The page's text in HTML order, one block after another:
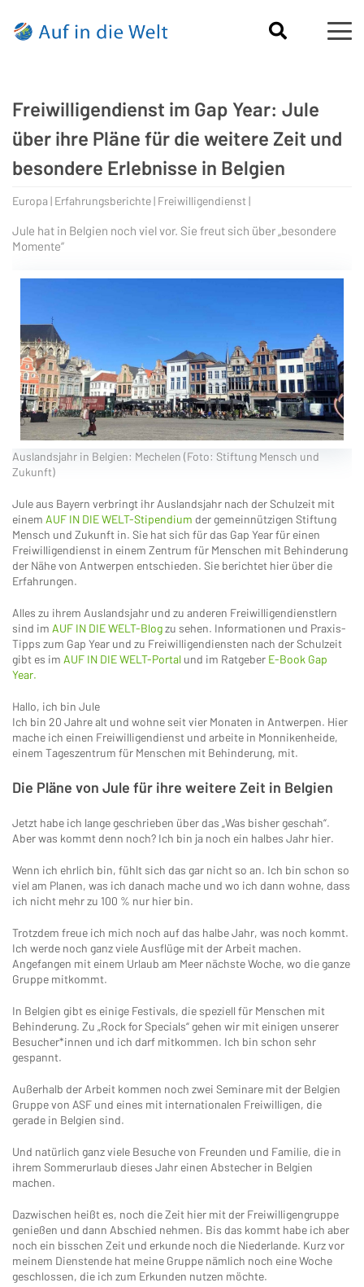
Freiwilligendienst im Gap Year: Jule
über ihre Pläne für die weitere Zeit und
besondere Erlebnisse in Belgien
Europa | Erfahrungsberichte | Freiwilligendienst |
Jule hat in Belgien noch viel vor. Sie freut sich über „besondere
Momente“
Auslandsjahr in Belgien: Mechelen (Foto: Stiftung Mensch und
Zukunft)
Jule aus Bayern verbringt ihr Auslandsjahr nach der Schulzeit mit
einem AUF IN DIE WELT-Stipendium der gemeinnützigen Stiftung
Mensch und Zukunft in. Sie hat sich für das Gap Year für einen
Freiwilligendienst in einem Zentrum für Menschen mit Behinderung
der Nähe von Antwerpen entschieden. Sie berichtet hier über die
Erfahrungen.
Alles zu ihrem Auslandsjahr und zu anderen Freiwilligendienstlern
sind im AUF IN DIE WELT-Blogzu sehen. Informationen und Praxis-
Tipps zum Gap Year und zu Freiwilligendiensten nach der Schulzeit
gibt es im AUF IN DIE WELT-Portal und im Ratgeber E-Book Gap
Year.
Hallo, ich bin Jule
Ich bin 20 Jahre alt und wohne seit vier Monaten in Antwerpen. Hier
mache ich einen Freiwilligendienst und arbeite in Monnikenheide,
einem Tageszentrum für Menschen mit Behinderung, mit.
Die Pläne von Jule für ihre weitere Zeit in Belgien
Jetzt habe ich lange geschrieben über das „Was bisher geschah“.
Aber was kommt denn noch? Ich bin ja noch ein halbes Jahr hier.
Wenn ich ehrlich bin, fühlt sich das gar nicht so an. Ich bin schon so
viel am Planen, was ich danach mache und wo ich dann wohne, dass
ich nicht mehr zu 100 % nur hier bin.
Trotzdem freue ich mich noch auf das halbe Jahr, was noch kommt.
Ich werde noch ganz viele Ausflüge mit der Arbeit machen.
Angefangen mit einem Urlaub am Meer nächste Woche, wo die ganze
Gruppe mitkommt.
In Belgien gibt es einige Festivals, die speziell für Menschen mit
Behinderung. Zu „Rock for Specials“ gehen wir mit einigen unserer
Besucher*innen und ich darf mitkommen. Ich bin schon sehr
gespannt.
Außerhalb der Arbeit kommen noch zwei Seminare mit der Belgien
Gruppe von ASF und eines mit internationalen Freiwilligen, die
gerade in Belgien sind.
Und natürlich ganz viele Besuche von Freunden und Familie, die in
ihrem Sommerurlaub dieses Jahr einen Abstecher in Belgien
machen.
Dazwischen heißt es, noch die Zeit hier mit der Freiwilligengruppe
genießen und dann Abschied nehmen. Bis das kommt habe ich aber
noch ein bisschen Zeit und erkunde noch die Niederlande. Kurz vor
meinem Dienstende hat meine Gruppe nämlich noch eine Woche
geschlossen, die ich zum Erkunden nutzen möchte.